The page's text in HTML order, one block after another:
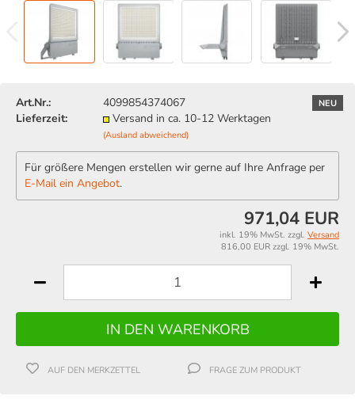
NEU
Art.Nr.:
4099854374067
Lieferzeit:
Versand in ca. 10-12 Werktagen
(Ausland abweichend)
Für größere Mengen erstellen wir gerne auf Ihre Anfrage per
E-Mail ein Angebot.
971,04 EUR
inkl. 19% MwSt. zzgl. Versand
816,00 EUR zzgl. 19% MwSt.
AUF DEN MERKZETTEL FRAGE ZUM PRODUKT